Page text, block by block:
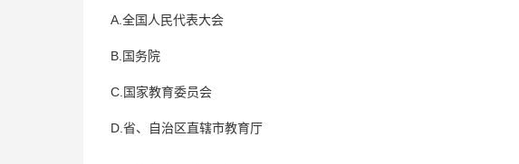
A.全国人民代表大会
B.国务院
C.国家教育委员会
D.省、自治区直辖市教育厅